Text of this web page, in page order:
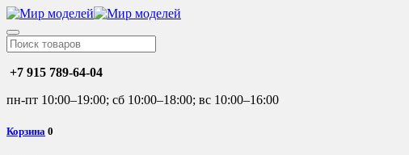
+7 915 789-64-04
пн-пт 10:00–19:00; сб 10:00–18:00; вс 10:00–16:00
Корзина 0